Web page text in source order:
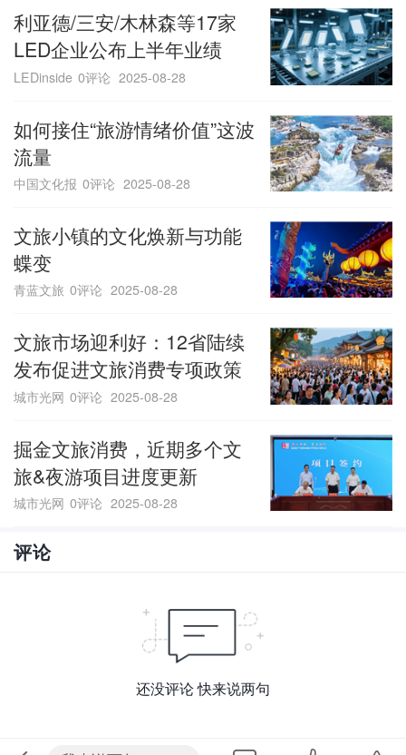
利亚德/三安/木林森等17家
LED企业公布上半年业绩
LEDinside 0评论 2025-08-28
如何接住“旅游情绪价值”这波
流量
中国文化报 0评论 2025-08-28
文旅小镇的文化焕新与功能
蝶变
青蓝文旅 0评论 2025-08-28
文旅市场迎利好：12省陆续
发布促进文旅消费专项政策
城市光网 0评论 2025-08-28
掘金文旅消费，近期多个文
旅&夜游项目进度更新
城市光网 0评论 2025-08-28
评论
还没评论 快来说两句